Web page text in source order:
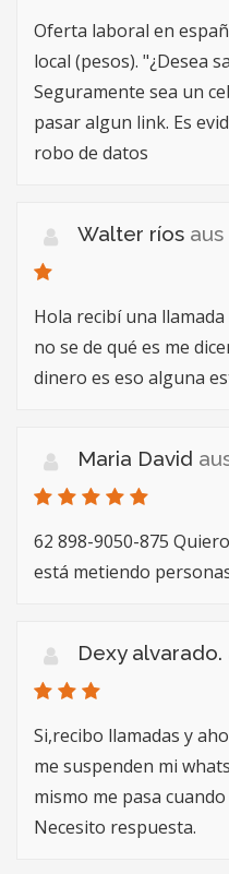
Oferta laboral en
local (pesos). "¿Desea
Seguramente sea un
pasar algun link. Es
robo de datos
Walter ríos
Hola recibí una
no se de qué es me
dinero es eso alguna
Maria David
62 898-9050-875
está metiendo
Dexy alvarado.
Si,recibo llamadas y
me suspenden mi
mismo me pasa
Necesito respuesta.